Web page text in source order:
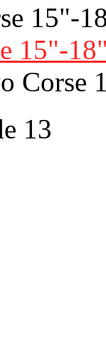
15"-
Corse
13